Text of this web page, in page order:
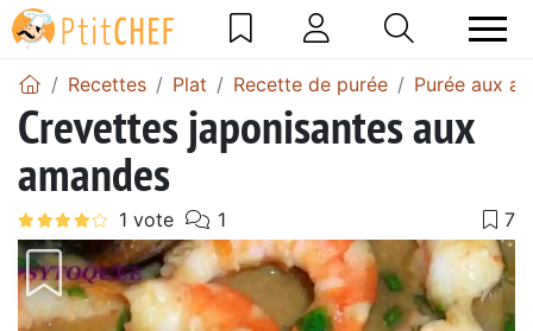
Recettes Plat Recette de purée Purée aux
Crevettes japonisantes aux
amandes